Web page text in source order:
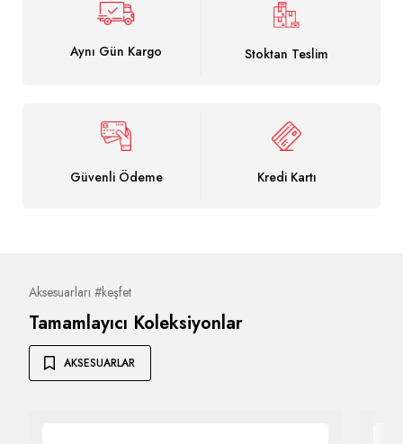
Aynı Gün Kargo Stoktan Teslim
Güvenli Ödeme Kredi Kartı
Aksesuarları #keşfet
Tamamlayıcı Koleksiyonlar
AKSESUARLAR